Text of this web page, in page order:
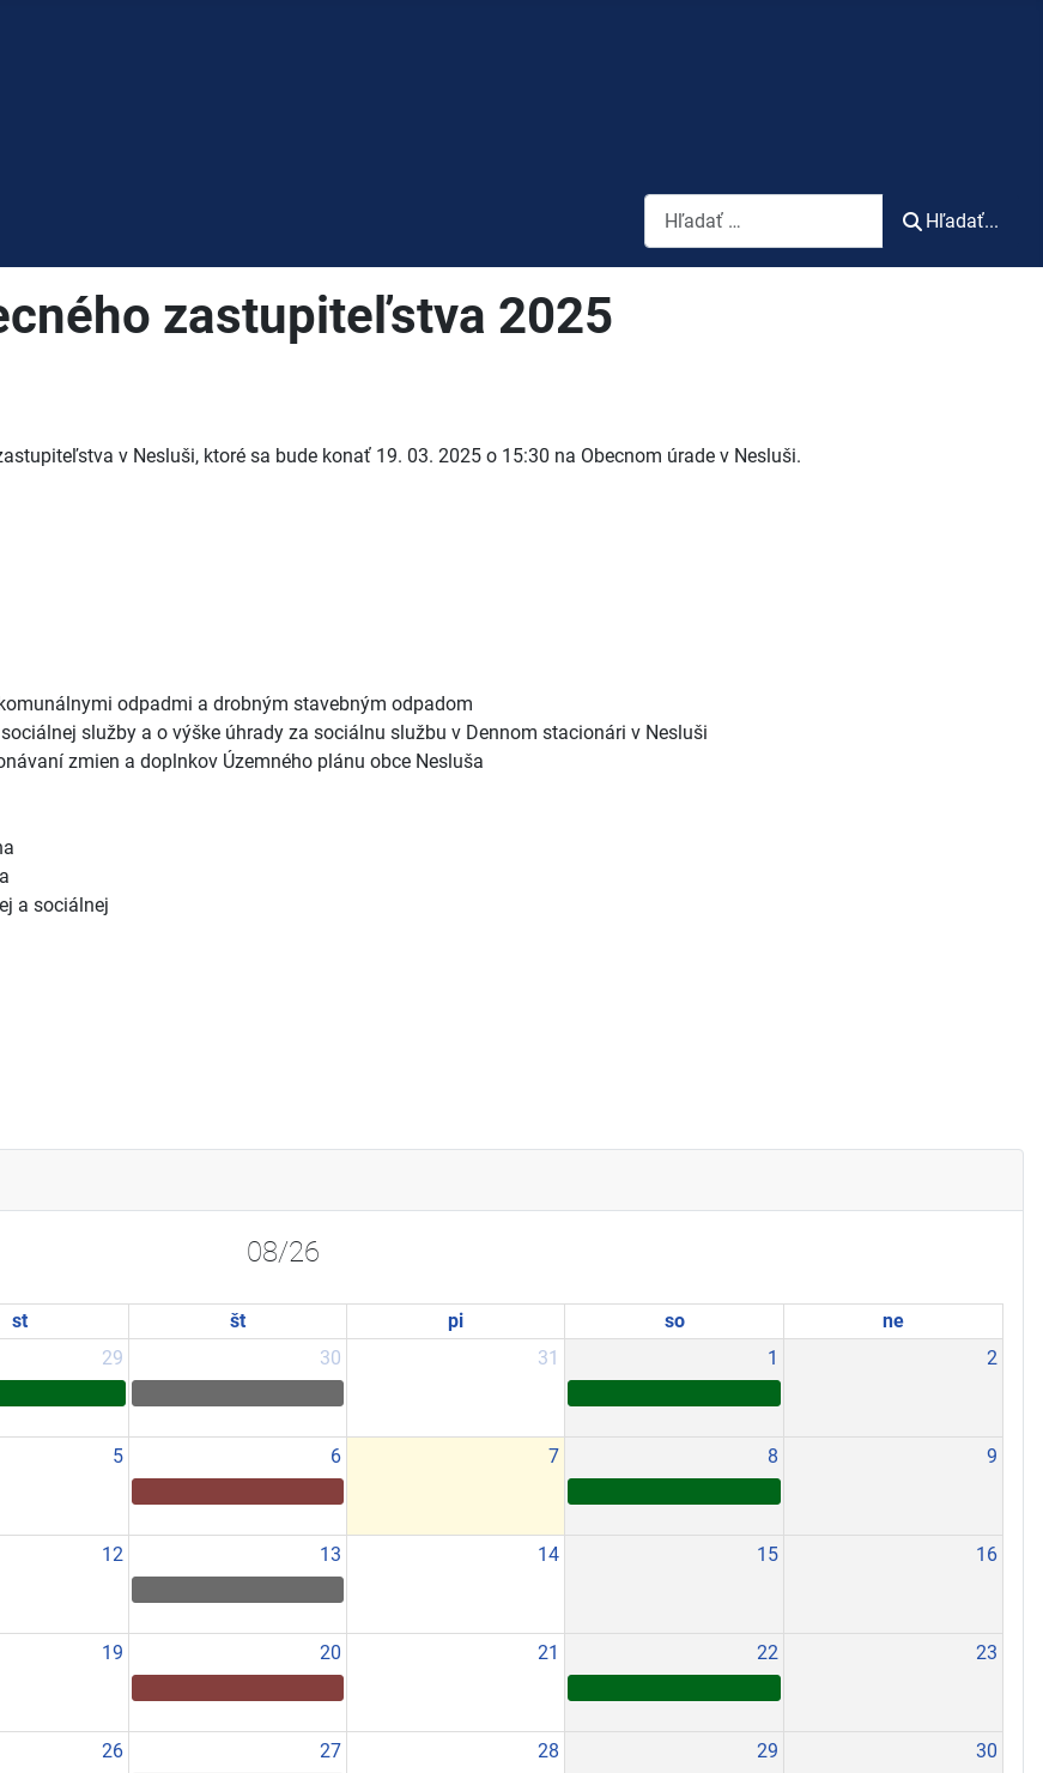
Vyhľadávanie
Hľadať...
zastupiteľstva 2025
v Nesluši, ktoré sa bude konať 19. 03. 2025 o 15:30 na Obecnom úrade v Nesluši.
odpadmi a drobným stavebným odpadom
služby a o výške úhrady za sociálnu službu v Dennom stacionári v Nesluši
zmien a doplnkov Územného plánu obce Nesluša
a sociálnej
08/26
st št pi so
ne
29 30 31 1 2
5 6 7 8 9
12 13 14 15 16
19 20 21 22 23
26 27 28 29 30